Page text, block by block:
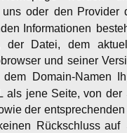
uns oder den Provider
Informationen
der Datei, dem
und seiner
dem Domain-Namen
als jene Seite, von der
der entsprechenden
Rückschluss auf